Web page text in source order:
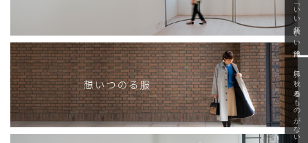
「いい年齢 いい洋服」
急に秋、着るものがない